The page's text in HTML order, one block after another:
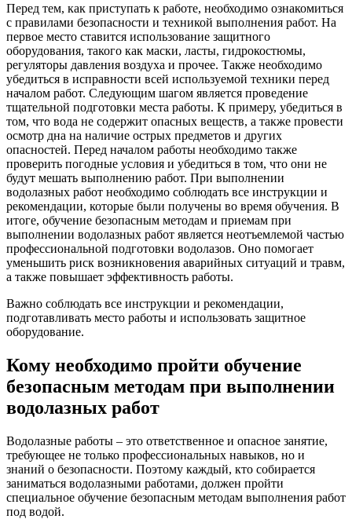
Перед тем, как приступать к работе, необходимо ознакомиться
с правилами безопасности и техникой выполнения работ. На
первое место ставится использование защитного
оборудования, такого как маски, ласты, гидрокостюмы,
регуляторы давления воздуха и прочее. Также необходимо
убедиться в исправности всей используемой техники перед
началом работ. Следующим шагом является проведение
тщательной подготовки места работы. К примеру, убедиться в
том, что вода не содержит опасных веществ, а также провести
осмотр дна на наличие острых предметов и других
опасностей. Перед началом работы необходимо также
проверить погодные условия и убедиться в том, что они не
будут мешать выполнению работ. При выполнении
водолазных работ необходимо соблюдать все инструкции и
рекомендации, которые были получены во время обучения. В
итоге, обучение безопасным методам и приемам при
выполнении водолазных работ является неотъемлемой частью
профессиональной подготовки водолазов. Оно помогает
уменьшить риск возникновения аварийных ситуаций и травм,
а также повышает эффективность работы.
Важно соблюдать все инструкции и рекомендации,
подготавливать место работы и использовать защитное
оборудование.
Кому необходимо пройти обучение
безопасным методам при выполнении
водолазных работ
Водолазные работы – это ответственное и опасное занятие,
требующее не только профессиональных навыков, но и
знаний о безопасности. Поэтому каждый, кто собирается
заниматься водолазными работами, должен пройти
специальное обучение безопасным методам выполнения работ
под водой.